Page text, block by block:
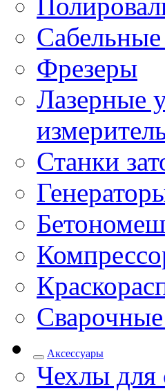
Фрезеры
Лазерные
Станки
Аксессуары
Чехлы для